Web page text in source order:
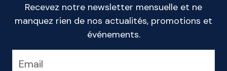
Recevez notre newsletter mensuelle et ne
manquez rien de nos actualités, promotions et
événements.